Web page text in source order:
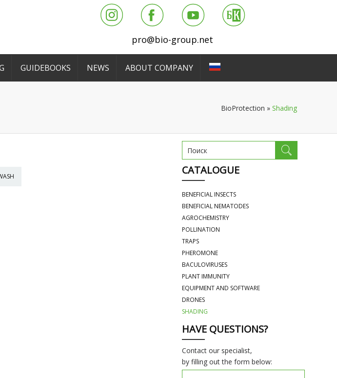
pro@bio-group.net
GUIDEBOOKS NEWS ABOUT COMPANY
BioProtection » Shading
CATALOGUE
BENEFICIAL INSECTS
BENEFICIAL NEMATODES
AGROCHEMISTRY
POLLINATION
TRAPS
PHEROMONE
BACULOVIRUSES
PLANT IMMUNITY
EQUIPMENT AND SOFTWARE
DRONES
SHADING
HAVE QUESTIONS?
Contact our specialist,
by filling out the form below: